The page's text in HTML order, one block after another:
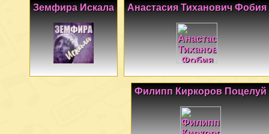
Анастасия Тиханович Фобия
Земфира Искала
Филипп Киркоров Поцелуй